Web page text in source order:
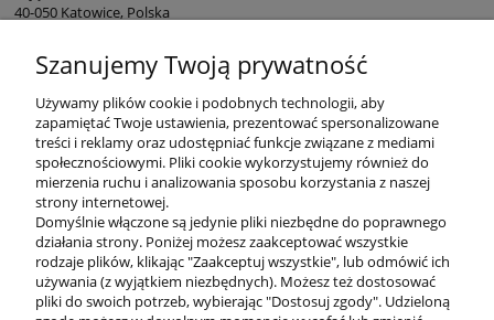
40-050 Katowice, Polska
+48 32 730 66 10
KONTAKT
DODATKOWE
Szanujemy Twoją prywatność
Używamy plików cookie i podobnych technologii, aby
zapamiętać Twoje ustawienia, prezentować spersonalizowane
treści i reklamy oraz udostępniać funkcje związane z mediami
społecznościowymi. Pliki cookie wykorzystujemy również do
mierzenia ruchu i analizowania sposobu korzystania z naszej
strony internetowej.
Domyślnie włączone są jedynie pliki niezbędne do poprawnego
działania strony. Poniżej możesz zaakceptować wszystkie
rodzaje plików, klikając "Zaakceptuj wszystkie", lub odmówić ich
używania (z wyjątkiem niezbędnych). Możesz też dostosować
pliki do swoich potrzeb, wybierając "Dostosuj zgody". Udzieloną